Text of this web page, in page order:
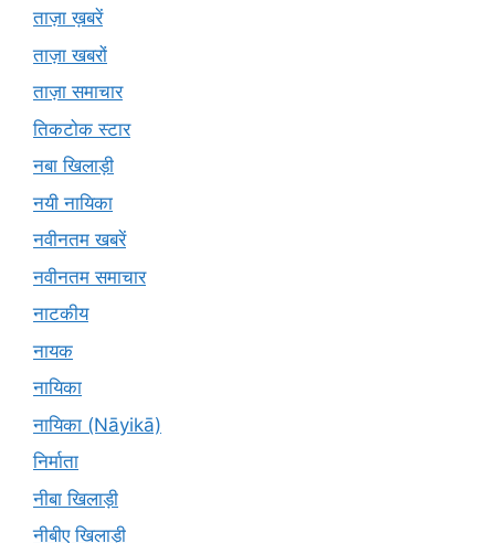
ताज़ा ख़बरें
ताज़ा खबरों
ताज़ा समाचार
तिकटोक स्टार
नबा खिलाड़ी
नयी नायिका
नवीनतम खबरें
नवीनतम समाचार
नाटकीय
नायक
नायिका
नायिका (Nāyikā)
निर्माता
नीबा खिलाड़ी
नीबीए खिलाड़ी